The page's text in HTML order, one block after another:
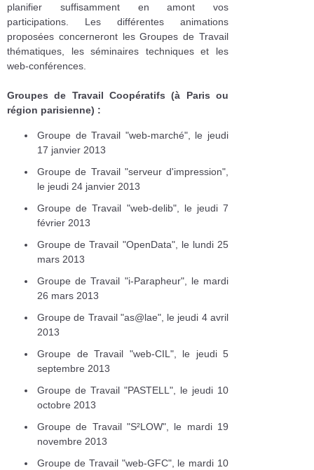
planifier suffisamment en amont vos
participations. Les différentes animations
proposées concerneront les Groupes de Travail
thématiques, les séminaires techniques et les
web-conférences.
Groupes de Travail Coopératifs (à Paris ou
région parisienne) :
Groupe de Travail "web-marché", le jeudi
17 janvier 2013
Groupe de Travail "serveur d'impression",
le jeudi 24 janvier 2013
Groupe de Travail "web-delib", le jeudi 7
février 2013
Groupe de Travail "OpenData", le lundi 25
mars 2013
Groupe de Travail "i-Parapheur", le mardi
26 mars 2013
Groupe de Travail "as@lae", le jeudi 4 avril
2013
Groupe de Travail "web-CIL", le jeudi 5
septembre 2013
Groupe de Travail "PASTELL", le jeudi 10
octobre 2013
Groupe de Travail "S²LOW", le mardi 19
novembre 2013
Groupe de Travail "web-GFC", le mardi 10